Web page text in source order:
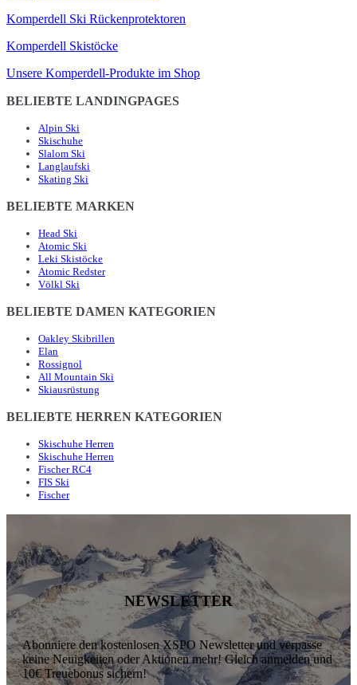
Komperdell Ski Rückenprotektoren
Komperdell Skistöcke
Unsere Komperdell-Produkte im Shop
BELIEBTE LANDINGPAGES
Alpin Ski
Skischuhe
Slalom Ski
Langlaufski
Skating Ski
BELIEBTE MARKEN
Head Ski
Atomic Ski
Leki Skistöcke
Atomic Redster
Völkl Ski
BELIEBTE DAMEN KATEGORIEN
Oakley Skibrillen
Elan
Rossignol
All Mountain Ski
Skiausrüstung
BELIEBTE HERREN KATEGORIEN
Skischuhe Herren
Skischuhe Herren
Fischer RC4
FIS Ski
Fischer
NEWSLETTER
Abonniere den kostenlosen XSPO Newsletter und verpasse
keine Neuigkeiten oder Aktionen mehr! Gleich anmelden und
10€ Treuebonus sichern!